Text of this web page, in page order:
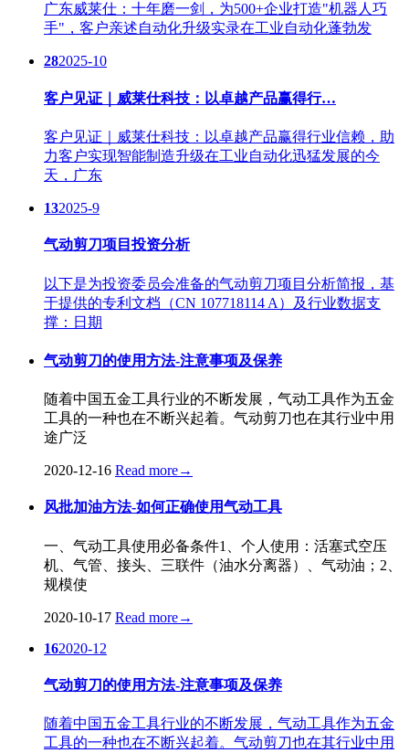
广东威莱仕：十年磨一剑，为500+企业打造"机器人巧
手"，客户亲述自动化升级实录在工业自动化蓬勃发
282025-10
客户见证｜威莱仕科技：以卓越产品赢得行…
客户见证｜威莱仕科技：以卓越产品赢得行业信赖，助
力客户实现智能制造升级在工业自动化迅猛发展的今
天，广东
132025-9
气动剪刀项目投资分析
以下是为投资委员会准备的气动剪刀项目分析简报，基
于提供的专利文档（CN 107718114 A）及行业数据支
撑：日期
气动剪刀的使用方法-注意事项及保养
随着中国五金工具行业的不断发展，气动工具作为五金
工具的一种也在不断兴起着。气动剪刀也在其行业中用
途广泛
2020-12-16 Read more→
风批加油方法-如何正确使用气动工具
一、气动工具使用必备条件1、个人使用：活塞式空压
机、气管、接头、三联件（油水分离器）、气动油；2、
规模使
2020-10-17 Read more→
162020-12
气动剪刀的使用方法-注意事项及保养
随着中国五金工具行业的不断发展，气动工具作为五金
工具的一种也在不断兴起着。气动剪刀也在其行业中用